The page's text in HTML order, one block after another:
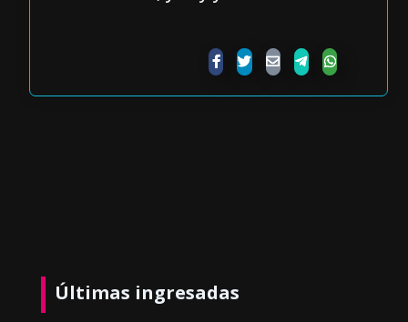
Últimas ingresadas